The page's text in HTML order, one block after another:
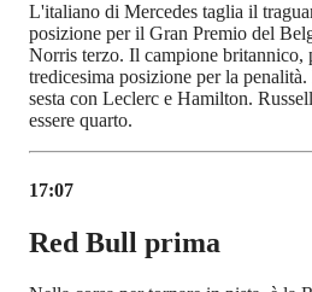
L'italiano di Mercedes taglia il
posizione per il Gran Premio del
Norris terzo. Il campione britannico,
tredicesima posizione per la
sesta con Leclerc e Hamilton.
essere quarto.
17:07
Red Bull prima